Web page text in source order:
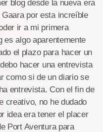
blog desde la nueva era
por esta increíble
ir a mi primera
es algo aparentemente
el plazo para hacer un
hacer una entrevista
como si de un diario se
entrevista. Con el fin de
creativo, no he dudado
idea era tener el placer
Port Aventura para